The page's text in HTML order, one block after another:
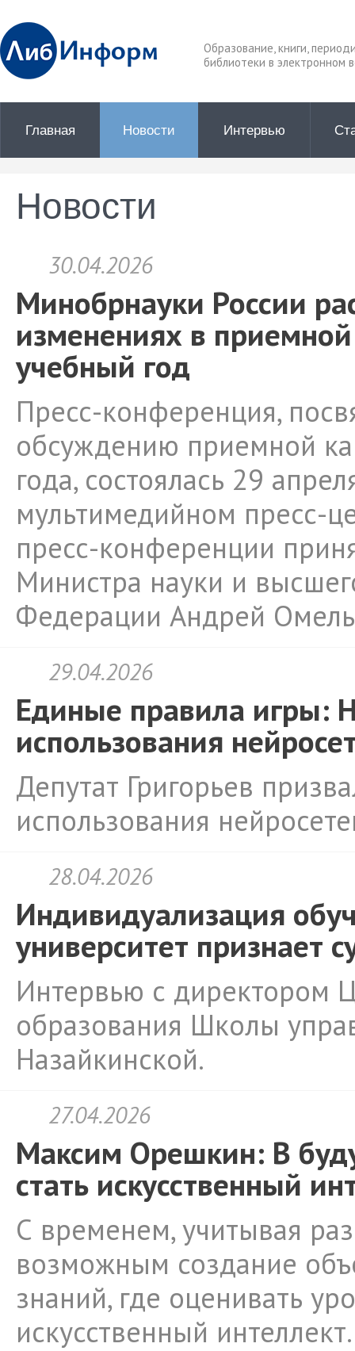
Образование, книги,
библиотеки в электронном
Главная Новости Интервью
Новости
30.04.2026
Минобрнауки России
изменениях в
учебный год
Пресс-конференция,
обсуждению приемной
года, состоялась 29
мультимедийном пресс-
пресс-конференции
Министра науки и
Федерации Андрей
29.04.2026
Единые правила игры:
использования
Депутат Григорьев
использования
28.04.2026
Индивидуализация
университет признает
Интервью с директором
образования Школы
Назайкинской.
27.04.2026
Максим Орешкин: В
стать искусственный
С временем, учитывая
возможным создание
знаний, где оценивать
искусственный интеллект.